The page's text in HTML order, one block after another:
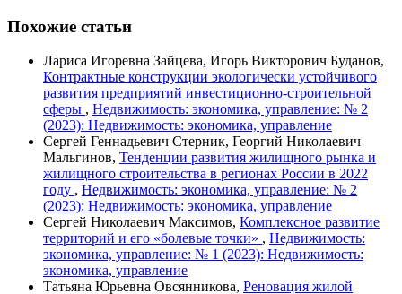
Похожие статьи
Лариса Игоревна Зайцева, Игорь Викторович Буданов,
Контрактные конструкции экологически устойчивого
развития предприятий инвестиционно-строительной
сферы , Недвижимость: экономика, управление: № 2
(2023): Недвижимость: экономика, управление
Сергей Геннадьевич Стерник, Георгий Николаевич
Мальгинов, Тенденции развития жилищного рынка и
жилищного строительства в регионах России в 2022
году , Недвижимость: экономика, управление: № 2
(2023): Недвижимость: экономика, управление
Сергей Николаевич Максимов, Комплексное развитие
территорий и его «болевые точки» , Недвижимость:
экономика, управление: № 1 (2023): Недвижимость:
экономика, управление
Татьяна Юрьевна Овсянникова, Реновация жилой